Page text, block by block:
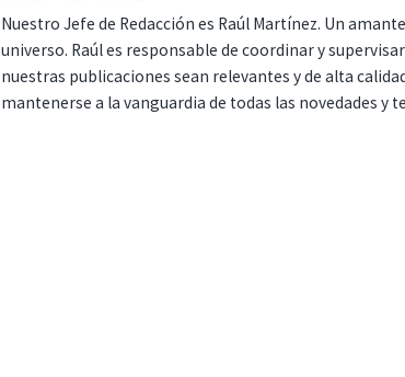
Nuestro Jefe de Redacción es Raúl Martínez. Un
universo. Raúl es responsable de coordinar y
nuestras publicaciones sean relevantes y de alta
mantenerse a la vanguardia de todas las novedades y